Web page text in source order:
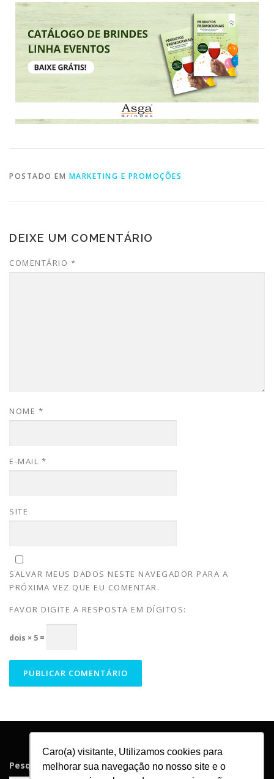
Caro(a) visitante, Utilizamos cookies para
melhorar sua navegação no nosso site e o
POSTADO EM MARKETING E PROMOÇÕES
DEIXE UM COMENTÁRIO
COMENTÁRIO *
NOME *
E-MAIL *
SITE
SALVAR MEUS DADOS NESTE NAVEGADOR PARA A
PRÓXIMA VEZ QUE EU COMENTAR.
FAVOR DIGITE A RESPOSTA EM DÍGITOS:
dois × 5 =
Pesquisar